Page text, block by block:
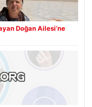
Doğan Ailesi’ne